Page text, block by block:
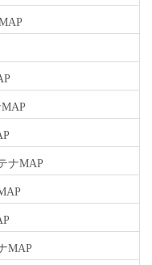
ナMAP
MAP